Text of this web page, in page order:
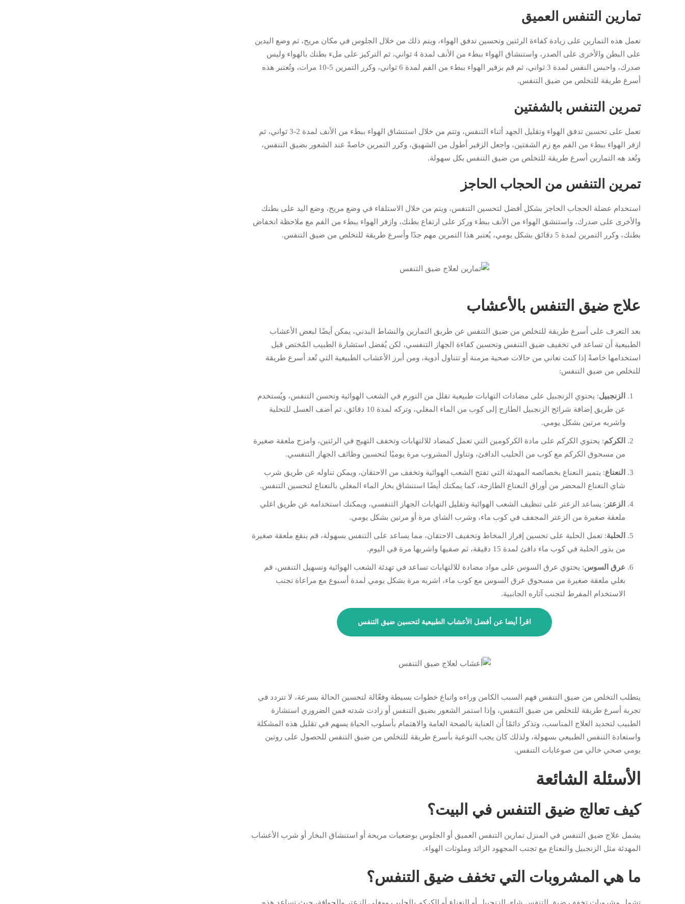
تمارين التنفس العميق
تعمل هذه التمارين على زيادة كفاءة الرئتين وتحسين تدفق الهواء، ويتم ذلك من خلال الجلوس في مكان مريح، ثم وضع اليدين
على البطن والأخرى على الصدر، واستنشاق الهواء ببطء من الأنف لمدة 4 ثواني، ثم التركيز على ملء بطنك بالهواء وليس
صدرك، واحبس النفس لمدة 3 ثواني، ثم قم بزفير الهواء ببطء من الفم لمدة 6 ثواني، وكرر التمرين 5-10 مرات، وتُعتبر هذه
أسرع طريقة للتخلص من ضيق التنفس.
تمرين التنفس بالشفتين
تعمل على تحسين تدفق الهواء وتقليل الجهد أثناء التنفس، وتتم من خلال استنشاق الهواء ببطء من الأنف لمدة 2-3 ثواني، ثم
ازفر الهواء ببطء من الفم مع زم الشفتين، واجعل الزفير أطول من الشهيق، وكرر التمرين خاصةً عند الشعور بضيق التنفس،
وتُعد هه التمارين أسرع طريقة للتخلص من ضيق التنفس بكل سهولة.
تمرين التنفس من الحجاب الحاجز
استخدام عضلة الحجاب الحاجز بشكل أفضل لتحسين التنفس، ويتم من خلال الاستلقاء في وضع مريح، وضع اليد على بطنك
والأخرى على صدرك، واستنشق الهواء من الأنف ببطء وركز على ارتفاع بطنك، وازفر الهواء ببطء من الفم مع ملاحظة انخفاض
بطنك، وكرر التمرين لمدة 5 دقائق بشكل يومي، يُعتبر هذا التمرين مهم جدًا وأسرع طريقة للتخلص من ضيق التنفس.
علاج ضيق التنفس بالأعشاب
بعد التعرف على أسرع طريقة للتخلص من ضيق التنفس عن طريق التمارين والنشاط البدني، يمكن أيضًا لبعض الأعشاب
الطبيعية أن تساعد في تخفيف ضيق التنفس وتحسين كفاءة الجهاز التنفسي، لكن يُفضل استشارة الطبيب المُختص قبل
استخدامها خاصةً إذا كنت تعاني من حالات صحية مزمنة أو تتناول أدوية، ومن أبرز الأعشاب الطبيعية التي تُعد أسرع طريقة
للتخلص من ضيق التنفس:
الزنجبيل: يحتوي الزنجبيل على مضادات التهابات طبيعية تقلل من التورم في الشعب الهوائية وتحسن التنفس، ويُستخدم
عن طريق إضافة شرائح الزنجبيل الطازج إلى كوب من الماء المغلي، وتركه لمدة 10 دقائق، ثم أضف العسل للتحلية
واشربه مرتين بشكل يومي.
الكركم: يحتوي الكركم على مادة الكركومين التي تعمل كمضاد للالتهابات وتخفف التهيج في الرئتين، وامزج ملعقة صغيرة
من مسحوق الكركم مع كوب من الحليب الدافئ، وتناول المشروب مرة يوميًا لتحسين وظائف الجهاز التنفسي.
النعناع: يتميز النعناع بخصائصه المهدئة التي تفتح الشعب الهوائية وتخفف من الاحتقان، ويمكن تناوله عن طريق شرب
شاي النعناع المحضر من أوراق النعناع الطازجة، كما يمكنك أيضًا استنشاق بخار الماء المغلي بالنعناع لتحسين التنفس.
الزعتر : يساعد الزعتر على تنظيف الشعب الهوائية وتقليل التهابات الجهاز التنفسي، ويمكنك استخدامه عن طريق اغلي
ملعقة صغيرة من الزعتر المجفف في كوب ماء، وشرب الشاي مرة أو مرتين بشكل يومي.
الحلبة: تعمل الحلبة على تحسين إفراز المخاط وتخفيف الاحتقان، مما يساعد على التنفس بسهولة، قم بنقع ملعقة صغيرة
من بذور الحلبة في كوب ماء دافئ لمدة 15 دقيقة، ثم صفيها واشربها مرة في اليوم.
عرق السوس: يحتوي عرق السوس على مواد مضادة للالتهابات تساعد في تهدئة الشعب الهوائية وتسهيل التنفس، قم
بغلي ملعقة صغيرة من مسحوق عرق السوس مع كوب ماء، اشربه مرة بشكل يومي لمدة أسبوع مع مراعاة تجنب
الاستخدام المفرط لتجنب آثاره الجانبية.
اقرأ أيضا عن أفضل الأعشاب الطبيعية لتحسين ضيق التنفس
يتطلب التخلص من ضيق التنفس فهم السبب الكامن وراءه واتباع خطوات بسيطة وفعّالة لتحسين الحالة بسرعة، لا تتردد في
تجربة أسرع طريقة للتخلص من ضيق التنفس، وإذا استمر الشعور بضيق التنفس أو زادت شدته فمن الضروري استشارة
الطبيب لتحديد العلاج المناسب، وتذكر دائمًا أن العناية بالصحة العامة والاهتمام بأسلوب الحياة يسهم في تقليل هذه المشكلة
واستعادة التنفس الطبيعي بسهولة، ولذلك كان يجب التوعية بأسرع طريقة للتخلص من ضيق التنفس للحصول على روتين
يومي صحي خالي من صوعابات التنفس.
الأسئلة الشائعة
كيف تعالج ضيق التنفس في البيت؟
يشمل علاج ضيق التنفس في المنزل تمارين التنفس العميق أو الجلوس بوضعيات مريحة أو استنشاق البخار أو شرب الأعشاب
المهدئة مثل الزنجبيل والنعناع مع تجنب المجهود الزائد وملوثات الهواء.
ما هي المشروبات التي تخفف ضيق التنفس؟
تشمل مشروبات تخفف ضيق التنفس شاي الزنجبيل أو النعناع أو الكركم بالحليب ومغلي الزعتر والجوافة، حيث تساعد هذه